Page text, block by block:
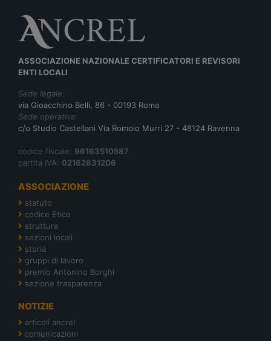
ASSOCIAZIONE NAZIONALE CERTIFICATORI E REVISORI
ENTI LOCALI
Sede legale:
via Gioacchino Belli, 86 - 00193 Roma
Sede operativa:
c/o Studio Castellani Via Romolo Murri 27 - 48124 Ravenna
codice fiscale: 96163510587
partita IVA: 02162831206
ASSOCIAZIONE
statuto
codice Etico
struttura
sezioni locali
storia
gruppi di lavoro
premio Antonino Borghi
sezione trasparenza
NOTIZIE
articoli ancrel
comunicazioni